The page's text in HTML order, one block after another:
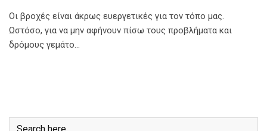
Οι βροχές είναι άκρως ευεργετικές για τον τόπο μας.
Ωστόσο, για να μην αφήνουν πίσω τους προβλήματα και
δρόμους γεμάτο…